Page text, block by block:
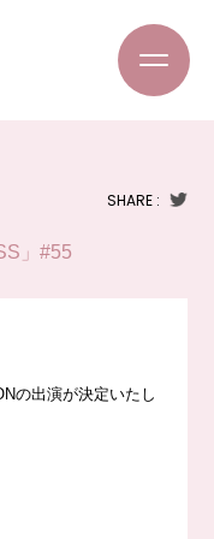
SHARE :
」#55
の出演が決定いたし